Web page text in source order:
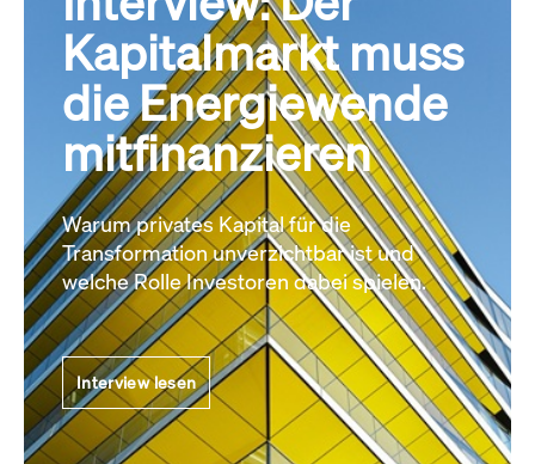
Kapitalmarkt muss
die Energiewende
mitfinanzieren
Warum privates Kapital für die
Transformation unverzichtbar ist und
welche Rolle Investoren dabei spielen.
Interview lesen